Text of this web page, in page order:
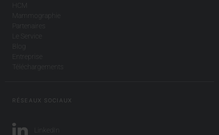
HCM
Mammographie
Partenaires
Le Service
Blog
Entreprise
Téléchargements
RÉSEAUX SOCIAUX
LinkedIn